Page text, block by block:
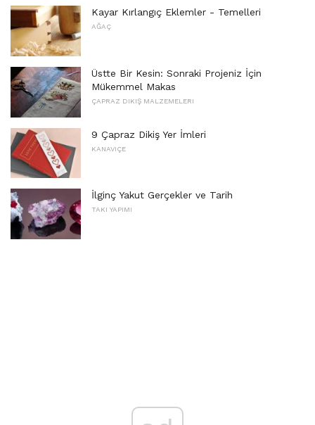
Kayar Kırlangıç ​​Eklemler - Temelleri
AĞAÇ
Üstte Bir Kesin: Sonraki Projeniz İçin
Mükemmel Makas
ÇAPRAZ DIKIŞ MALZEMELERI
9 Çapraz Dikiş Yer İmleri
KANAVIÇE
İlginç Yakut Gerçekler ve Tarih
TAKI YAPIMI